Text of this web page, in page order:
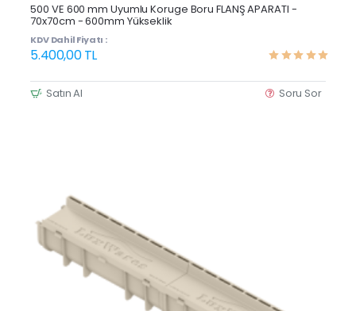
500 VE 600 mm Uyumlu Koruge Boru FLANŞ APARATI -
70x70cm - 600mm Yükseklik
KDV Dahil Fiyatı :
5.400,00 TL
Satın Al Soru Sor